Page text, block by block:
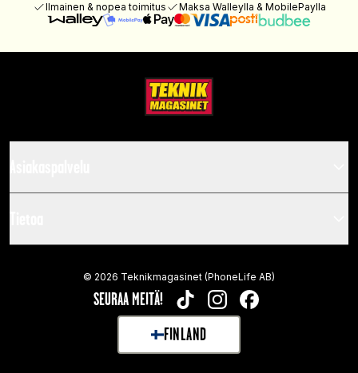
Ilmainen & nopea toimitus Maksa Walleylla & MobilePaylla
SEURAA MEITÄ! TIKTOKINSTAGRAMFACEBOOK
FINLAND
SELECT MARKET
© 2026 Teknikmagasinet (PhoneLife AB)